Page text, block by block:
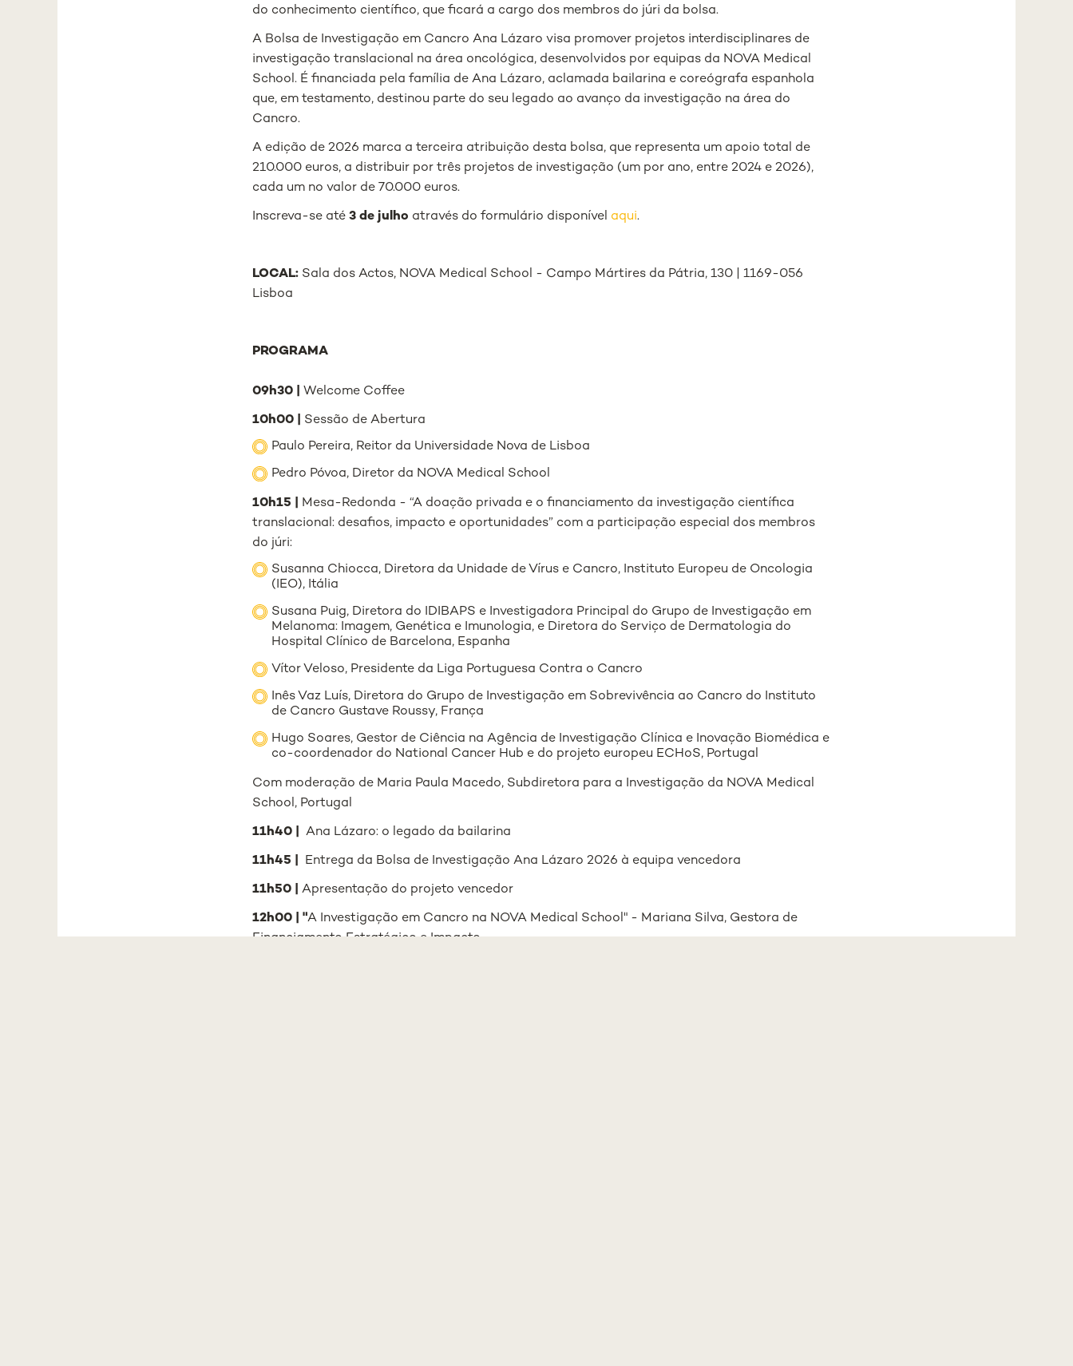
do conhecimento científico, que ficará a cargo dos membros do júri da bolsa.
A Bolsa de Investigação em Cancro Ana Lázaro visa promover projetos interdisciplinares de
investigação translacional na área oncológica, desenvolvidos por equipas da NOVA Medical
School. É financiada pela família de Ana Lázaro, aclamada bailarina e coreógrafa espanhola
que, em testamento, destinou parte do seu legado ao avanço da investigação na área do
Cancro.
A edição de 2026 marca a terceira atribuição desta bolsa, que representa um apoio total de
210.000 euros, a distribuir por três projetos de investigação (um por ano, entre 2024 e 2026),
cada um no valor de 70.000 euros.
Inscreva-se até3 de julho através do formulário disponível aqui.
LOCAL: Sala dos Actos, NOVA Medical School - Campo Mártires da Pátria, 130 | 1169-056
Lisboa
PROGRAMA
09h30 | Welcome Coffee
10h00 |
Sessão de Abertura
Paulo Pereira, Reitor da Universidade Nova de Lisboa
Pedro Póvoa, Diretor da NOVA Medical School
10h15 |
Mesa-Redonda - “A doação privada e o financiamento da investigação científica
translacional: desafios, impacto e oportunidades” com a participação especial dos membros
do júri:
Susanna Chiocca, Diretora da Unidade de Vírus e Cancro, Instituto Europeu de Oncologia
(IEO), Itália
Susana Puig, Diretora do IDIBAPS e Investigadora Principal do Grupo de Investigação em
Melanoma: Imagem, Genética e Imunologia, e Diretora do Serviço de Dermatologia do
Hospital Clínico de Barcelona, Espanha
Vítor Veloso, Presidente da Liga Portuguesa Contra o Cancro
Inês Vaz Luís, Diretora do Grupo de Investigação em Sobrevivência ao Cancro do Instituto
de Cancro Gustave Roussy, França
Hugo Soares, Gestor de Ciência na Agência de Investigação Clínica e Inovação Biomédica e
co-coordenador do National Cancer Hub e do projeto europeu ECHoS, Portugal
Com moderação de Maria Paula Macedo, Subdiretora para a Investigação da NOVA Medical
School, Portugal
11h40 |Ana Lázaro: o legado da bailarina
11h45 | Entrega da Bolsa de Investigação Ana Lázaro 2026 à equipa vencedora
11h50 |Apresentação do projeto vencedor
12h00 | "A Investigação em Cancro na NOVA Medical School" - Mariana Silva, Gestora de
Financiamento Estratégico e Impacto